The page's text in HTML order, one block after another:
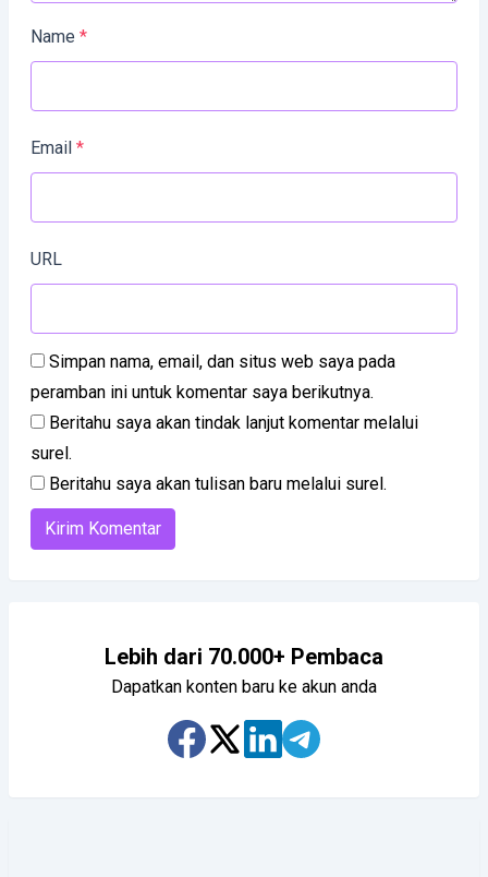
Name *
Email *
URL
Simpan nama, email, dan situs web saya pada
peramban ini untuk komentar saya berikutnya.
Beritahu saya akan tindak lanjut komentar melalui
surel.
Beritahu saya akan tulisan baru melalui surel.
Lebih dari 70.000+ Pembaca
Dapatkan konten baru ke akun anda